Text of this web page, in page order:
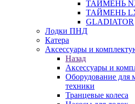
ТАЙМЕНЬ
ТАЙМЕНЬ
GLADIATOR
Лодки ПНД
Катера
Аксессуары и
Назад
Аксессуары и
Оборудование для
техники
Транцевые колеса